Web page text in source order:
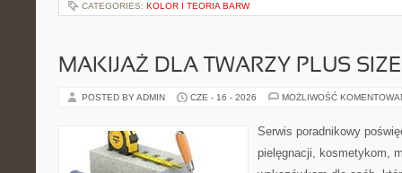
CATEGORIES: KOLOR I TEORIA BARW
MAKIJAŻ DLA TWARZY PLUS SIZE
POSTED BY ADMIN CZE - 16 - 2026 MOŻLIWOŚĆ
Serwis poradnikowy
pielęgnacji, kosmetykom,